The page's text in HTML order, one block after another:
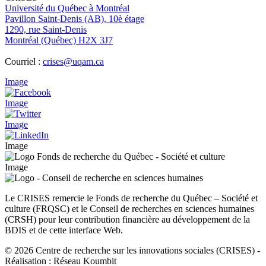
Université du Québec à Montréal
Pavillon Saint-Denis (AB), 10è étage
1290, rue Saint-Denis
Montréal (Québec) H2X 3J7
Courriel : crises@uqam.ca
Image
Image
Image
Image
Image
Le CRISES remercie le Fonds de recherche du Québec – Société et
culture (FRQSC) et le Conseil de recherches en sciences humaines
(CRSH) pour leur contribution financière au développement de la
BDIS et de cette interface Web.
© 2026 Centre de recherche sur les innovations sociales (CRISES) -
Réalisation : Réseau Koumbit